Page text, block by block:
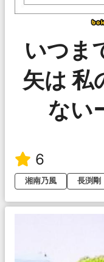
いつま
矢は 私
ない
6
湘南乃風
長渕剛